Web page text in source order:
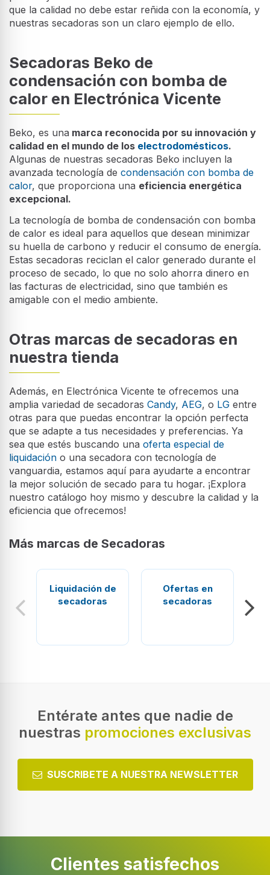
que la calidad no debe estar reñida con la economía, y
nuestras secadoras son un claro ejemplo de ello.
Secadoras Beko de
condensación con bomba de
calor en Electrónica Vicente
Beko, es una marca reconocida por su innovación y
calidad en el mundo de los electrodomésticos.
Algunas de nuestras secadoras Beko incluyen la
avanzada tecnología de condensación con bomba de
calor, que proporciona una eficiencia energética
excepcional.
La tecnología de bomba de condensación con bomba
de calor es ideal para aquellos que desean minimizar
su huella de carbono y reducir el consumo de energía.
Estas secadoras reciclan el calor generado durante el
proceso de secado, lo que no solo ahorra dinero en
las facturas de electricidad, sino que también es
amigable con el medio ambiente.
Otras marcas de secadoras en
nuestra tienda
Además, en Electrónica Vicente te ofrecemos una
amplia variedad de secadoras Candy, AEG, o LG entre
otras para que puedas encontrar la opción perfecta
que se adapte a tus necesidades y preferencias. Ya
sea que estés buscando una oferta especial de
liquidación o una secadora con tecnología de
vanguardia, estamos aquí para ayudarte a encontrar
la mejor solución de secado para tu hogar. ¡Explora
nuestro catálogo hoy mismo y descubre la calidad y la
eficiencia que ofrecemos!
Más marcas de Secadoras
Liquidación de
secadoras
Ofertas en
secadoras
Entérate antes que nadie de
nuestras promociones exclusivas
SUSCRIBETE A NUESTRA NEWSLETTER
Clientes satisfechos